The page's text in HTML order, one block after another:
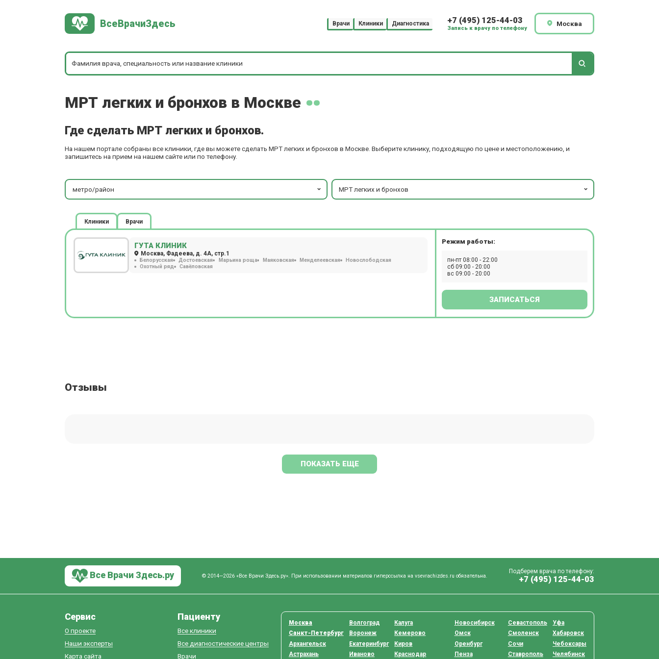
ВсеВрачиЗдесь Врачи Клиники Диагностика +7 (495) 125-44-03
Запись к врачу по телефону
Москва
МРТ легких и бронхов в Москве
Где сделать МРТ легких и бронхов.
На нашем портале собраны все клиники, где вы можете сделать МРТ легких и бронхов в Москве. Выберите клинику, подходящую по цене и местоположению, и
запишитесь на прием на нашем сайте или по телефону.
метро/район МРТ легких и бронхов
Клиники Врачи
ГУТА КЛИНИК
Москва, Фадеева, д. 4А, стр.1
Белорусская Достоевская Марьина роща Маяковская Менделеевская
Новослободская
Охотный ряд
Савёловская
Режим работы:
пн-пт 08:00 - 22:00
сб 09:00 - 20:00
вс 09:00 - 20:00
ЗАПИСАТЬСЯ
Отзывы
ПОКАЗАТЬ ЕЩЕ
Все Врачи Здесь.ру © 2014—2026 «Все Врачи Здесь.ру». При использовании материалов гиперссылка на vsevrachizdes.ru обязательна.
Подберем врача по телефону:
+7 (495) 125-44-03
Сервис
О проекте
Наши эксперты
Карта сайта
Пациенту
Все клиники
Все диагностические центры
Врачи
Москва
Санкт-Петербург
Архангельск
Астрахань
Волгоград
Воронеж
Екатеринбург
Иваново
Калуга
Кемерово
Киров
Краснодар
Новосибирск
Омск
Оренбург
Пенза
Севастополь
Смоленск
Сочи
Ставрополь
Уфа
Хабаровск
Чебоксары
Челябинск